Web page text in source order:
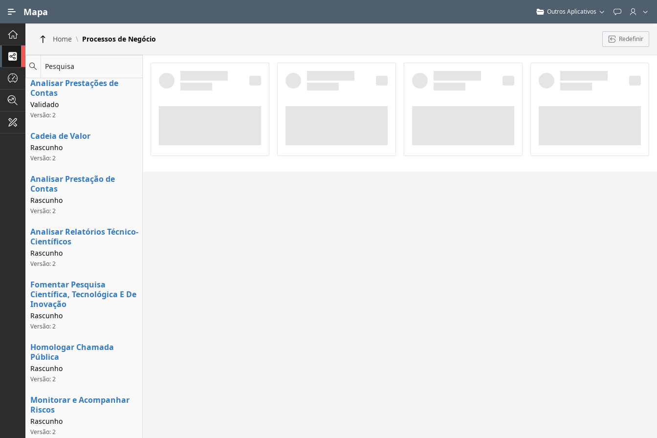
Mapa Outros Aplicativos Feedback
Processos de Negócios
Dados INPI
Home Processos de Negócio Redefinir
Pesquisa
Analisar Prestações de
Contas
Validado
Versão: 2
Cadeia de Valor
Rascunho
Versão: 2
Analisar Prestação de
Contas
Rascunho
Versão: 2
Analisar Relatórios Técnico-
Científicos
Rascunho
Versão: 2
Fomentar Pesquisa
Científica, Tecnológica E De
Inovação
Rascunho
Versão: 2
Homologar Chamada
Pública
Rascunho
Versão: 2
Monitorar e Acompanhar
Riscos
Rascunho
Versão: 2